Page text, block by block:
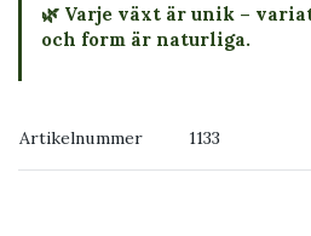
🌿 Varje växt är unik –
och form är naturliga.
Artikelnummer 1133